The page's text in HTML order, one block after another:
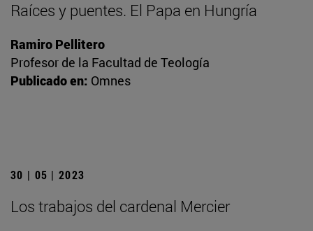
Raíces y puentes. El Papa en Hungría
Ramiro Pellitero
Profesor de la Facultad de Teología
Publicado en: Omnes
30 | 05 | 2023
Los trabajos del cardenal Mercier